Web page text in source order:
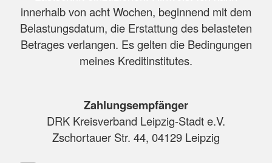
innerhalb von acht Wochen, beginnend mit dem
Belastungsdatum, die Erstattung des belasteten
Betrages verlangen. Es gelten die Bedingungen
meines Kreditinstitutes.
Zahlungsempfänger
DRK Kreisverband Leipzig-Stadt e.V.
Zschortauer Str. 44, 04129 Leipzig